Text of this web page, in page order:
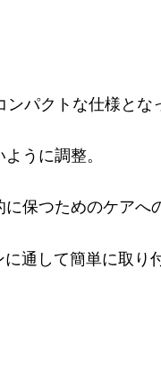
パクトな仕様とな
うに調整。
保つためのケアへ
通して簡単に取り